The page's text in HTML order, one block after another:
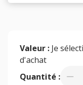
Valeur : Je
d'achat
Quantité :